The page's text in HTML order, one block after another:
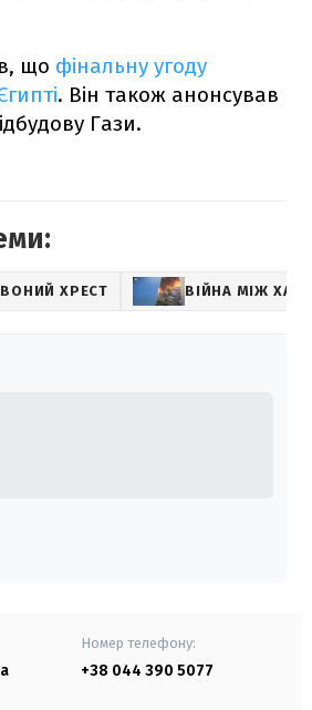
що фінальну угоду
. Він також анонсував
Гази.
ХРЕСТ ВІЙНА МІЖ
Номер телефону:
+38 044 390 5077